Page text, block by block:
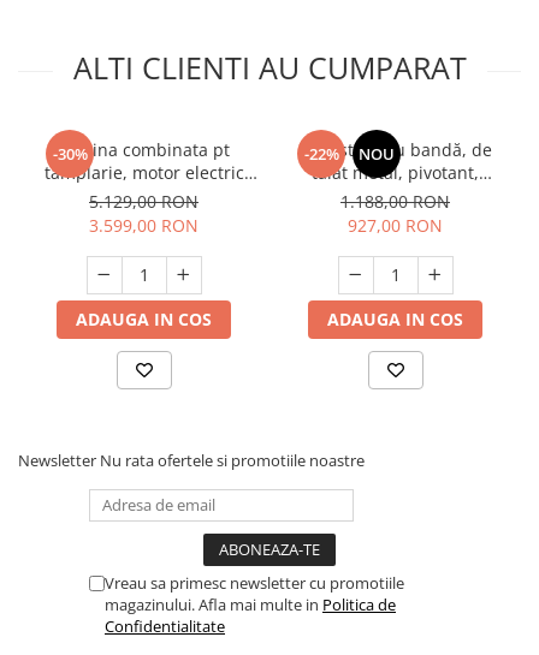
Aspiratoare
Unelte Gradinarit
Ventilatoare & Sisteme Racire
Aparate de aer conditionat
Ventilatoare
Zootehnie
Foarfeci tuns oi
Incubatoare oua
ALTI CLIENTI AU CUMPARAT
-30%
Masina combinata pt
tamplarie, motor electric
asincron, 2200W, Raider
RD-CWM01, Profesional
5.129,00 RON
3.599,00 RON
ADAUGA IN COS
-22% NOU
Fierăstrău cu bandă, de
tăiat metal, pivotant,
1200W, Raider RDP-BSM01
1.188,00 RON
927,00 RON
ADAUGA IN COS
Newsletter Nu rata ofertele si promotiile noastre
Vreau sa primesc newsletter cu promotiile
magazinului. Afla mai multe in Politica de
Confidentialitate